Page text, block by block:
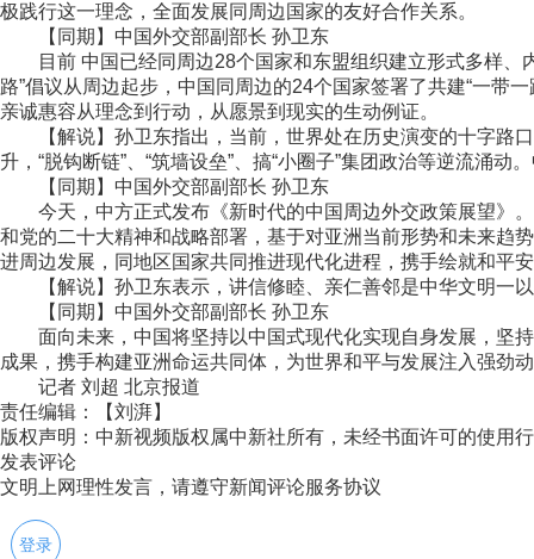
极践行这一理念，全面发展同周边国家的友好合作关系。
【同期】中国外交部副部长 孙卫东
目前 中国已经同周边28个国家和东盟组织建立形式多样、
路”倡议从周边起步，中国同周边的24个国家签署了共建“一带
亲诚惠容从理念到行动，从愿景到现实的生动例证。
【解说】孙卫东指出，当前，世界处在历史演变的十字路口
升，“脱钩断链”、“筑墙设垒”、搞“小圈子”集团政治等逆流涌
【同期】中国外交部副部长 孙卫东
今天，中方正式发布《新时代的中国周边外交政策展望》。
和党的二十大精神和战略部署，基于对亚洲当前形势和未来趋
进周边发展，同地区国家共同推进现代化进程，携手绘就和平
【解说】孙卫东表示，讲信修睦、亲仁善邻是中华文明一以
【同期】中国外交部副部长 孙卫东
面向未来，中国将坚持以中国式现代化实现自身发展，坚持
成果，携手构建亚洲命运共同体，为世界和平与发展注入强劲
记者 刘超 北京报道
责任编辑：【刘湃】
版权声明：中新视频版权属中新社所有，未经书面许可的使用
发表评论
文明上网理性发言，请遵守新闻评论服务协议
登录